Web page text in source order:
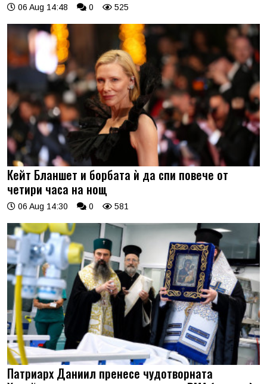
06 Aug 14:48 0 525
Кейт Бланшет и борбата ѝ да спи повече от
четири часа на нощ
06 Aug 14:30 0 581
Патриарх Даниил пренесе чудотворната